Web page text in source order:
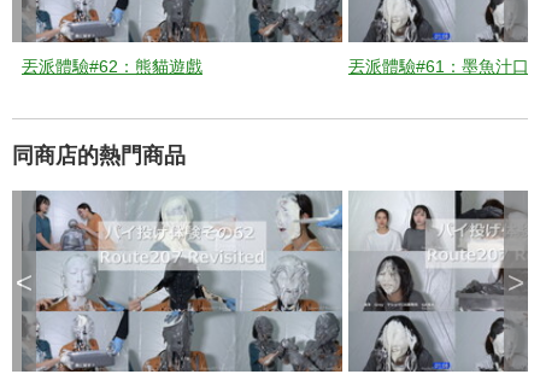
o
丟派體驗#62：熊貓遊戲 丟派體驗#61：墨魚汁口
同商店的熱門商品
< >